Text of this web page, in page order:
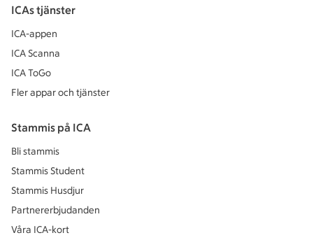
ICAs tjänster
ICA-appen
ICA Scanna
ICA ToGo
Fler appar och tjänster
Stammis på ICA
Bli stammis
Stammis Student
Stammis Husdjur
Partnererbjudanden
Våra ICA-kort